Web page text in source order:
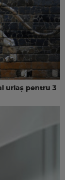
uriaș pentru 3